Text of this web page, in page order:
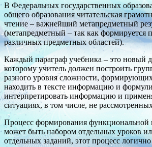
В Федеральных государственных
общего образования читательская
чтение – важнейший метапредметный
(метапредметный – так как формируется
различных предметных областей).
Каждый параграф учебника – это новый
которому учитель должен построить
разного уровня сложности,
находить в тексте информацию и
интерпретировать информацию и
ситуациях, в том числе, не
Процесс формирования функциональной
может быть набором отдельных уроков
отдельных заданий, этот процесс